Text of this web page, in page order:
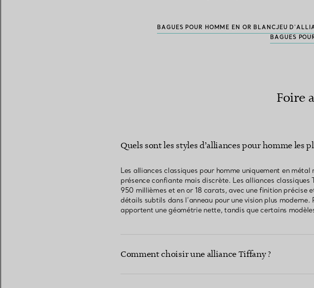
BAGUES POUR HOMME EN OR BLANCJEU
BAGUES
Foire
Quels sont les styles d’alliances pour homme les
Les alliances classiques pour homme uniquement en
présence confiante mais discrète. Les alliances
950 millièmes et en or 18 carats, avec une finition
détails subtils dans l’anneau pour une vision plus
apportent une géométrie nette, tandis que certains
Comment choisir une alliance Tiffany ?